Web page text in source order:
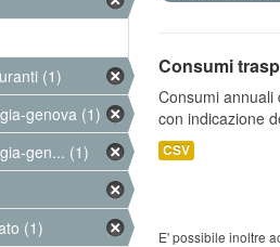
Consumi
Consumi annuali
con indicazione
CSV
E' possibile inoltre
(1)
genova (1)
gen... (1)
(1)